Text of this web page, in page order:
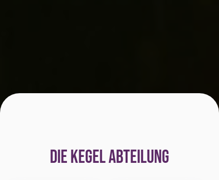
Die Kegel Abteilung